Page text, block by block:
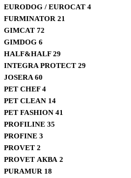
EURODOG / EUROCAT 4
FURMINATOR 21
GIMCAT 72
GIMDOG 6
HALF&HALF29
INTEGRA PROTECT 29
JOSERA60
PET CHEF4
PET CLEAN 14
PET FASHION 41
PROFILINE 35
PROFINE 3
PROVET 2
PROVET АКВА 2
PURAMUR 18